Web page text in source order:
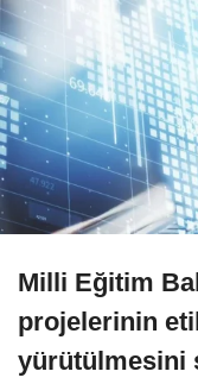
Milli Eğitim
projelerinin
yürütülmesini